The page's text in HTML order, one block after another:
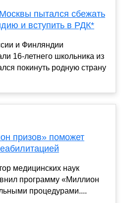
пытался сбежать
и вступить в РДК*
и Финляндии
16-летнего школьника из
покинуть родную страну
призов» поможет
медицинских наук
программу «Миллион
процедурами....